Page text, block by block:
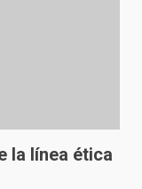
la línea ética